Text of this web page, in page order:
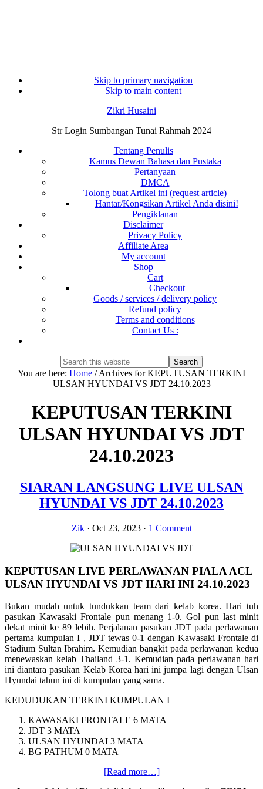
Skip to primary navigation
Skip to main content
Zikri Husaini
Str Login Sumbangan Tunai Rahmah 2024
Tentang Penulis
Kamus Dewan Bahasa dan Pustaka
Pertanyaan
DMCA
Tolong buat Artikel ini (request article)
Hantar/Kongsikan Artikel Anda disini!
Pengiklanan
Disclaimer
Privacy Policy
Affiliate Area
My account
Shop
Cart
Checkout
Goods / services / delivery policy
Refund policy
Terms and conditions
Contact Us :
Search
this
website
Hide
Search
You are here: Home /Archives for KEPUTUSAN TERKINI
ULSAN HYUNDAI VS JDT 24.10.2023
KEPUTUSAN TERKINI
ULSAN HYUNDAI VS JDT
24.10.2023
SIARAN LANGSUNG LIVE ULSAN
HYUNDAI VS JDT 24.10.2023
Zik· Oct 23, 2023· 1 Comment
KEPUTUSAN LIVE PERLAWANAN PIALA ACL
ULSAN HYUNDAI VS JDT HARI INI 24.10.2023
Bukan mudah untuk tundukkan team dari kelab korea. Hari tuh
pasukan Kawasaki Frontale pun menang 1-0. Gol pun last minit
dekat minit ke 89 lebih. Perjalanan pasukan JDT pada perlawanan
pertama kumpulan I , JDT tewas 0-1 dengan Kawasaki Frontale di
Stadium Sultan Ibrahim. Kemudian bangkit pada perlawanan kedua
menewaskan kelab Thailand 3-1. Kemudian pada perlawanan hari
ini diantara pasukan Kelab Korea hari ini jumpa lagi dengan Ulsan
Hyundai tahun ini di kumpulan yang sama.
KEDUDUKAN TERKINI KUMPULAN I
KAWASAKI FRONTALE 6 MATA
JDT 3 MATA
ULSAN HYUNDAI 3 MATA
BG PATHUM 0 MATA
[Read more…]about